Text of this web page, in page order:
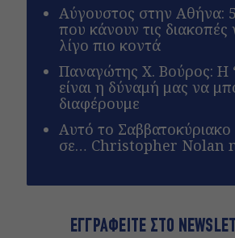
Αύγουστος στην Αθήνα:
που κάνουν τις διακοπές
λίγο πιο κοντά
Παναγώτης Χ. Βούρος: Η
είναι η δύναμή μας να
διαφέρουμε
Αυτό το Σαββατοκύριακο
σε… Christopher Nolan
ΕΓΓΡΑΦΕΙΤΕ ΣΤΟ